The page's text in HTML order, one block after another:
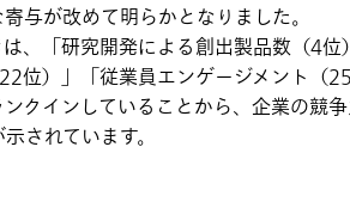
与が改めて明らかとなりました。
、「研究開発による創出製品数（4
位）」「従業員エンゲージメント（
クインしていることから、企業の競
されています。